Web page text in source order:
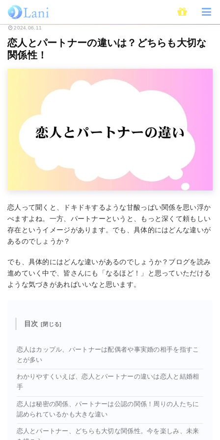
ホーム 恋愛 恋人とパートナーの違いは？どちらも大切な関係性！
2024.06.11
恋人とパートナーの違いは？どちらも大切な
関係性！
恋人って聞くと、ドキドキするような甘酸っぱい関係を思い浮か
べますよね。一方、パートナーというと、もっと深くて頼もしい
存在というイメージがあります。でも、具体的にはどんな違いが
あるのでしょうか？
でも、具体的にはどんな違いがあるのでしょうか？ブログを読み
進めていく中で、皆さんにも「なるほど！」と思っていただける
ような気づきがあればいいなと思います。
目次
恋人はカップル、パートナーは配偶者や事実婚の相手を指すこ
とが多い
わかりやすくいえば、恋人とパートナーの違いは恋人と結婚相
手
恋人は秘密の関係、パートナーは公認の関係！周りの人たちに
認められているかも大きな違い
恋人とパートナー、どちらも大切な関係性。今を楽しみ、未来